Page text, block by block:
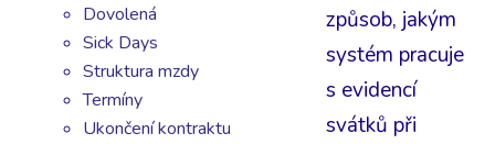
Dovolená
Sick Days
Struktura mzdy
Termíny
Ukončení kontraktu
způsob, jakým
systém pracuje
s evidencí
svátků při